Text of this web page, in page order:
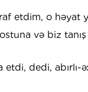
etdim, o həyat
və biz
dedi, abırlı-